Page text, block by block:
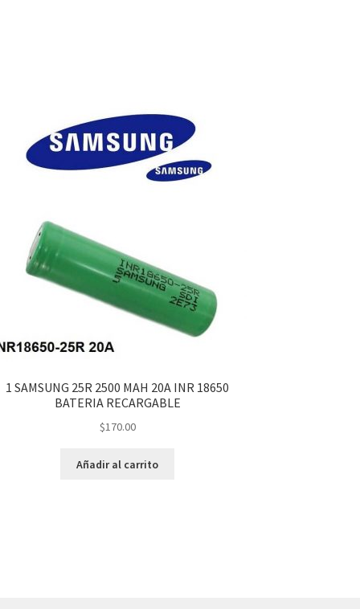
1 SAMSUNG 25R 2500 MAH 20A INR 18650
BATERIA RECARGABLE
$170.00
Añadir al carrito